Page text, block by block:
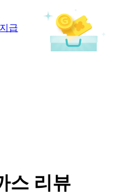
급
스 리뷰